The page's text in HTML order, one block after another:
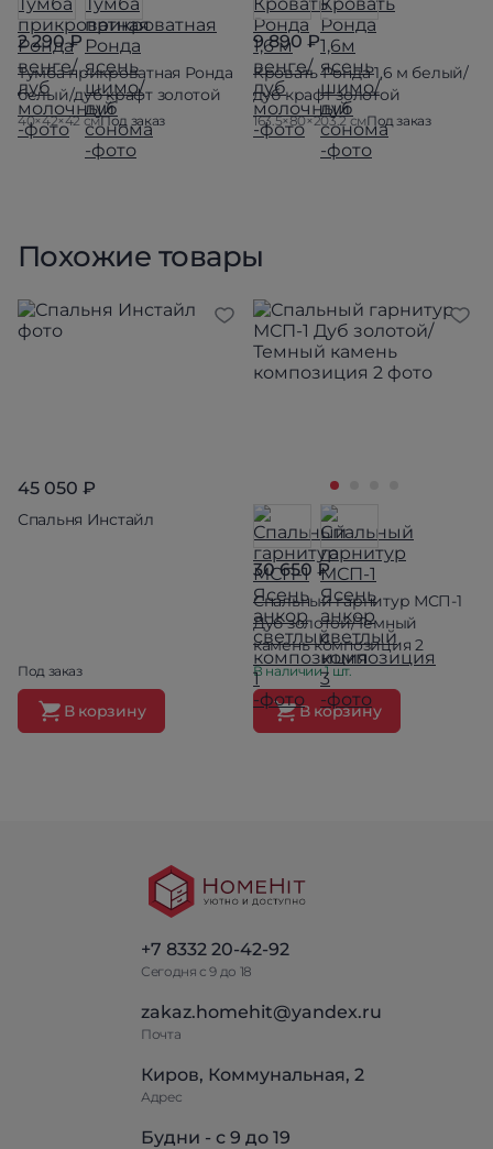
2 290 ₽
Тумба прикроватная Ронда
белый/дуб крафт золотой
40×42×42 смПод заказ
9 890 ₽
Кровать Ронда 1,6 м белый/
дуб крафт золотой
163.5×80×203.2 смПод заказ
Похожие товары
45 050 ₽
Спальня Инстайл
Под заказ
В корзину
30 650 ₽
Спальный гарнитур МСП-1
Дуб золотой/Темный
камень композиция 2
В наличии 1 шт.
В корзину
+7 8332 20-42-92
Сегодня с 9 до 18
zakaz.homehit@yandex.ru
Почта
Киров, Коммунальная, 2
Адрес
Будни - с 9 до 19